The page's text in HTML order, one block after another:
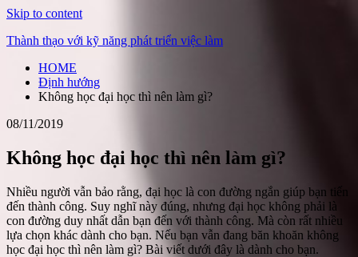
Skip to content
Thành thạo với kỹ năng phát triển việc làm
HOME
Định hướng
Không học đại học thì nên làm gì?
08/11/2019
Không học đại học thì nên làm gì?
Nhiều người vẫn bảo rằng, đại học là con đường ngắn giúp bạn tiến
đến thành công. Suy nghĩ này đúng, nhưng đại học không phải là
con đường duy nhất dẫn bạn đến với thành công. Mà còn rất nhiều
lựa chọn khác dành cho bạn. Nếu bạn vẫn đang băn khoăn không
học đại học thì nên làm gì? Bài viết dưới đây là dành cho bạn.